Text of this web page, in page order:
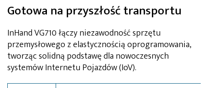
Gotowa na przyszłość transportu
InHand VG710 łączy niezawodność sprzętu
przemysłowego z elastycznością oprogramowania,
tworząc solidną podstawę dla nowoczesnych
systemów Internetu Pojazdów (IoV).